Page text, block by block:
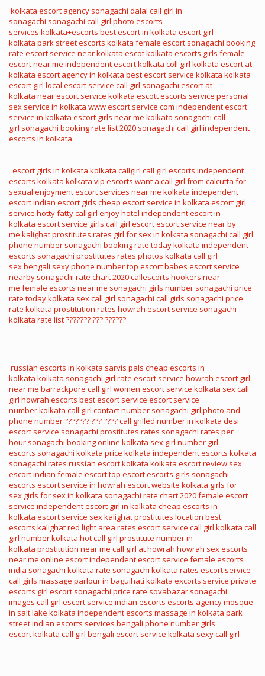
kolkata escort agency sonagachi dalal call girl in
sonagachi sonagachi call girl photo escorts
services kolkata+escorts best escort in kolkata escort girl
kolkata park street escorts kolkata female escort sonagachi booking
rate escort service nearkolkata escotkolkata escorts girls female
escort near me independent escort kolkata coll girl kolkata escort at
kolkata escort agency in kolkata best escort service kolkata kolkata
escort girl local escort service call girl sonagachi escort at
kolkata near escort service kolkata escottescorts service personal
sex service in kolkata www escort service com independent escort
service in kolkata escort girls near me kolkata sonagachi call
girl sonagachi booking rate list 2020 sonagachi call girl independent
escorts in kolkata
escort girls in kolkata kolkata callgirl call girl escorts independent
escorts kolkata kolkata vip escorts want a call girl from calcutta for
sexual enjoymentescort services near me kolkata independent
escortindian escort girls cheap escort service in kolkata escort girl
service hotty fatty callgirl enjoy hotel independent escort in
kolkata escort service girls call girl escortescort service near by
me kalighat prostitutes rates girl for sex in kolkata sonagachi call girl
phone number sonagachi booking rate todaykolkata independent
escorts sonagachi prostitutes rates photos kolkata call girl
sexbengali sexy phone numbertop escort babes escort service
nearby sonagachi rate chart 2020callescorts hookers near
me female escorts near me sonagachi girls number sonagachi price
rate todaykolkata sex call girl sonagachi call girls sonagachi price
rate kolkata prostitution rates howrah escort service sonagachi
kolkata rate list??????? ??? ??????
russian escorts in kolkata sarvis pals cheap escorts in
kolkata kolkata sonagachi girl rate escort service howrah escort girl
near me barrackpore call girl women escort service kolkata sex call
girl howrah escorts best escort service escort service
numberkolkata call girl contact number sonagachi girl photo and
phone number??????? ??? ????call grilled number in kolkata desi
escort service sonagachi prostitutes rates sonagachi rates per
hour sonagachi booking online kolkata sex girl number girl
escorts sonagachi kolkata price kolkata independent escorts kolkata
sonagachi rates russian escort kolkata kolkata escort review sex
escortindian female escorttop escortescorts girls sonagachi
escorts escort service in howrah escort website kolkata girls for
sex girls for sex in kolkata sonagachi rate chart 2020female escort
service independent escort girl in kolkata cheap escorts in
kolkata escort service sexkalighat prostitutes location best
escorts kalighat red light area rates escort service call girl kolkata call
girl numberkolkata hot call girl prostitute number in
kolkata prostitution near me call girl at howrah howrah sexescorts
near me online escortindependent escort service female escorts
india sonagachi kolkata rate sonagachi kolkata rates escort service
call girls massage parlour in baguihati kolkata excorts service private
escorts girl escort sonagachi price rate sovabazar sonagachi
images call girl escort service indian escorts escorts agencymosque
in salt lake kolkata independent escorts massage in kolkata park
streetindian escorts services bengali phone number girls
escortkolkata call girl bengali escort service kolkata sexy call girl